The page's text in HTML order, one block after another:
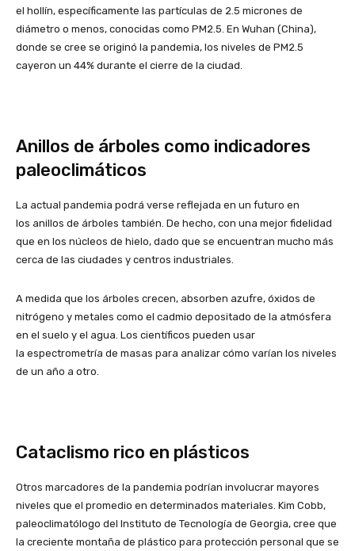
el hollín, específicamente las partículas de 2.5 micrones de
diámetro o menos, conocidas como PM2.5. En Wuhan (China),
donde se cree se originó la pandemia, los niveles de PM2.5
cayeron un 44% durante el cierre de la ciudad.
Anillos de árboles como indicadores
paleoclimáticos
La actual pandemia podrá verse reflejada en un futuro en
los anillos de árboles también. De hecho, con una mejor fidelidad
que en los núcleos de hielo, dado que se encuentran mucho más
cerca de las ciudades y centros industriales.
A medida que los árboles crecen, absorben azufre, óxidos de
nitrógeno y metales como el cadmio depositado de la atmósfera
en el suelo y el agua. Los científicos pueden usar
la espectrometría de masas para analizar cómo varían los niveles
de un año a otro.
Cataclismo rico en plásticos
Otros marcadores de la pandemia podrían involucrar mayores
niveles que el promedio en determinados materiales. Kim Cobb,
paleoclimatólogo del Instituto de Tecnología de Georgia, cree que
la creciente montaña de plástico para protección personal que se